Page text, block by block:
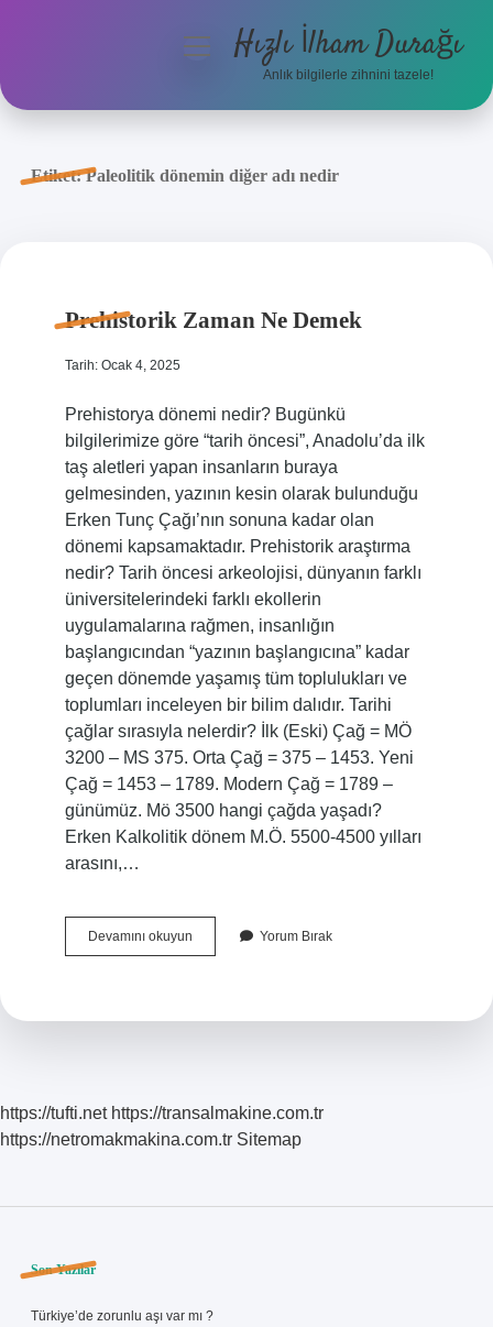
Anasayfa
menüyüHızlı İlham Durağı
Anlık bilgilerle zihnini tazele!
Etiket:Paleolitik dönemin diğer adı nedir
Prehistorik Zaman Ne Demek
Tarih: Ocak 4, 2025
Prehistorya dönemi nedir? Bugünkü
bilgilerimize göre “tarih öncesi”, Anadolu’da ilk
taş aletleri yapan insanların buraya
gelmesinden, yazının kesin olarak bulunduğu
Erken Tunç Çağı’nın sonuna kadar olan
dönemi kapsamaktadır. Prehistorik araştırma
nedir? Tarih öncesi arkeolojisi, dünyanın farklı
üniversitelerindeki farklı ekollerin
uygulamalarına rağmen, insanlığın
başlangıcından “yazının başlangıcına” kadar
geçen dönemde yaşamış tüm toplulukları ve
toplumları inceleyen bir bilim dalıdır. Tarihi
çağlar sırasıyla nelerdir? İlk (Eski) Çağ = MÖ
3200 – MS 375. Orta Çağ = 375 – 1453. Yeni
Çağ = 1453 – 1789. Modern Çağ = 1789 –
günümüz. Mö 3500 hangi çağda yaşadı?
Erken Kalkolitik dönem M.Ö. 5500-4500 yılları
arasını,…
Devamını okuyunPrehistorik
Zaman
Yorum Bırak
https://tufti.net https://transalmakine.com.tr
https://netromakmakina.com.tr Sitemap
Sidebar
Son Yazılar
Türkiye’de zorunlu aşı var mı ?